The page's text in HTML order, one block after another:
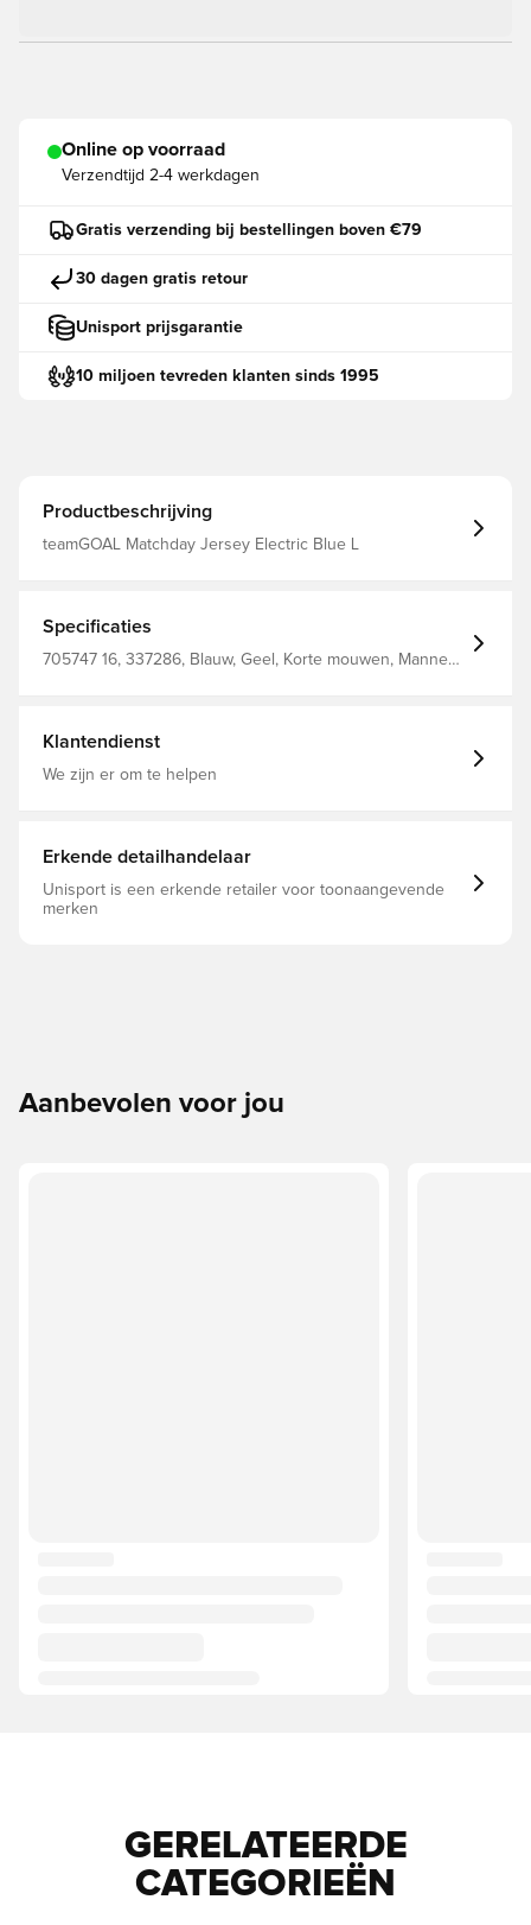
Online op voorraad
Verzendtijd 2-4 werkdagen
Gratis verzending bij bestellingen boven €79
30 dagen gratis retour
Unisport prijsgarantie
10 miljoen tevreden klanten sinds 1995
Productbeschrijving
teamGOAL Matchday Jersey Electric Blue L
Specificaties
705747 16, 337286, Blauw, Geel, Korte mouwen, Mannen,
Klantendienst
We zijn er om te helpen
Erkende detailhandelaar
Unisport is een erkende retailer voor toonaangevende
merken
Aanbevolen voor jou
GERELATEERDE
CATEGORIEËN